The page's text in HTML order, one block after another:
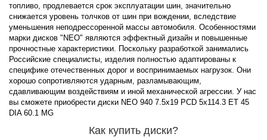
топливо, продлевается срок эксплуатации шин, значительно
снижается уровень толчков от шин при вождении, вследствие
уменьшения неподрессоренной массы автомобиля. Особенностями
марки дисков "NEO" являются эффектный дизайн и повышенные
прочностные характеристики. Поскольку разработкой занимались
Российские специалисты, изделия полностью адаптированы к
специфике отечественных дорог и воспринимаемых нагрузок. Они
хорошо сопротивляются ударным, разламывающим,
сдавливающим воздействиям и иной механической агрессии. У нас
вы сможете приобрести диски NEO 940 7.5x19 PCD 5x114.3 ET 45
DIA 60.1 MG
Как купить диски?